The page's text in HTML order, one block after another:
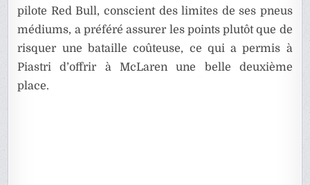
pilote Red Bull, conscient des limites de ses pneus
médiums, a préféré assurer les points plutôt que de
risquer une bataille coûteuse, ce qui a permis à
Piastri d’offrir à McLaren une belle deuxième
place.